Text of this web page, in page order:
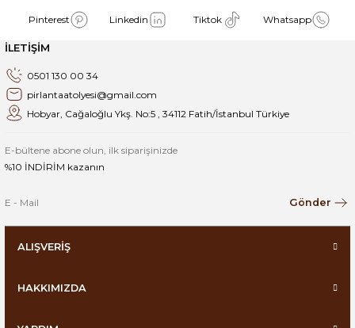
Pinterest Linkedin Tiktok Whatsapp
İLETİŞİM
0501 130 00 34
pirlantaatolyesi@gmail.com
Hobyar, Cağaloğlu Ykş. No:5 , 34112 Fatih/İstanbul Türkiye
E-bültene abone olun, ilk siparişinizde
%10 İNDİRİM kazanın
Gönder
ALIŞVERİŞ
HAKKIMIZDA